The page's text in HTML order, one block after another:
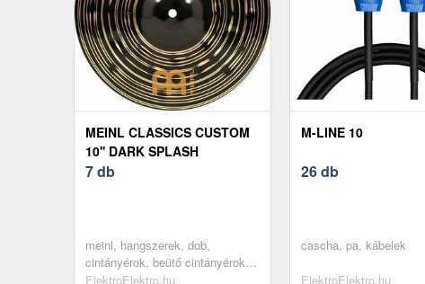
MEINL CLASSICS CUSTOM
10'' DARK SPLASH
7 db
meinl, hangszerek, dob,
cintányérok, beütő cintányérok -
splash
ElektroElektro.hu
M-LINE 10
26 db
cascha, pa, kábelek
ElektroElektro.hu